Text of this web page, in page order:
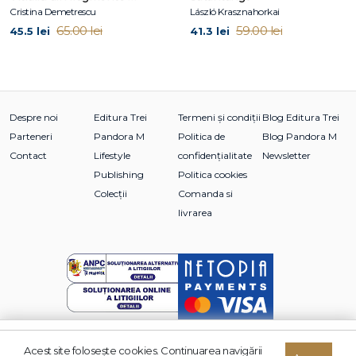
diavolului ,Mântuitorul Omul de zăpadă,Leopardul
Fantoma,Poliția
— precum și volumele de
Cristina Demetrescu
45.5 lei 65.00 lei
László Krasznahorkai
41.3 lei 59.00 lei
Adaugă în coș
Despre noi
Parteneri
Contact
Editura Trei
Pandora M
Lifestyle
Publishing
Colecții
Termeni și condiții
Politica de
confidențialitate
Politica cookies
Comanda si
livrarea
Blog Editura Trei
Blog Pandora M
Newsletter
Acest site foloseşte cookies. Continuarea navigării